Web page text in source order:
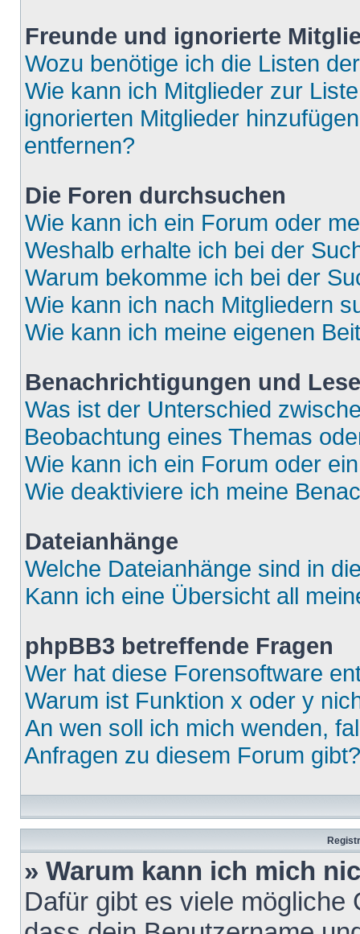
Freunde und ignorierte
Wozu benötige ich die Listen
Wie kann ich Mitglieder zur
ignorierten Mitglieder
entfernen?
Die Foren durchsuchen
Wie kann ich ein Forum oder
Weshalb erhalte ich bei der
Warum bekomme ich bei der
Wie kann ich nach Mitgliedern
Wie kann ich meine eigenen
Benachrichtigungen und
Was ist der Unterschied
Beobachtung eines Themas
Wie kann ich ein Forum oder
Wie deaktiviere ich meine
Dateianhänge
Welche Dateianhänge sind in
Kann ich eine Übersicht all
phpBB3 betreffende Fragen
Wer hat diese Forensoftware
Warum ist Funktion x oder y
An wen soll ich mich wenden,
Anfragen zu diesem Forum gibt?
» Warum kann ich mich
Dafür gibt es viele